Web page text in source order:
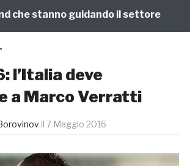
stanno guidando il settore
l’Italia deve
a Marco Verratti
il 7 Maggio 2016